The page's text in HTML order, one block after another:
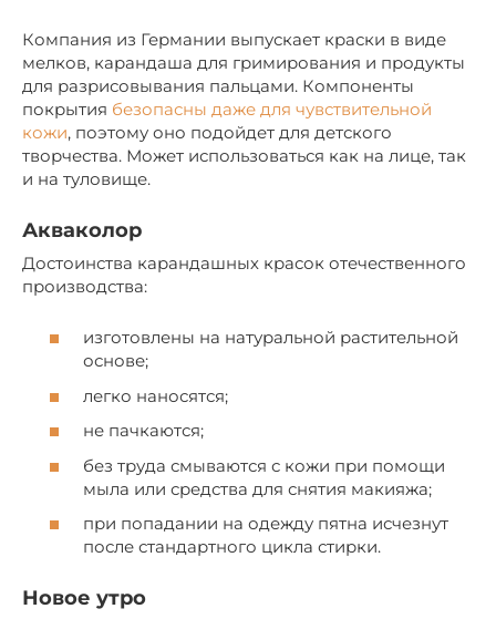
Компания из Германии выпускает краски в виде
мелков, карандаша для гримирования и продукты
для разрисовывания пальцами. Компоненты
покрытия безопасны даже для чувствительной
кожи, поэтому оно подойдет для детского
творчества. Может использоваться как на лице, так
и на туловище.
Акваколор
Достоинства карандашных красок отечественного
производства:
изготовлены на натуральной растительной
основе;
легко наносятся;
не пачкаются;
без труда смываются с кожи при помощи
мыла или средства для снятия макияжа;
при попадании на одежду пятна исчезнут
после стандартного цикла стирки.
Новое утро